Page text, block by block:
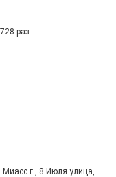
728 раз
Миасс г., 8 Июля улица,